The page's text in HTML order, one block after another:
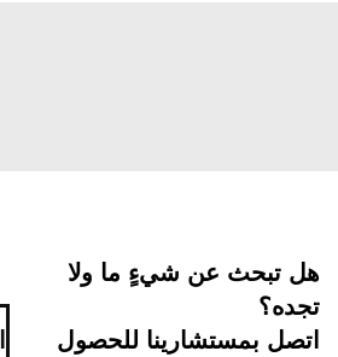
هل تبحث عن شيءٍ ما ولا
تجده؟
اتصل بمستشارينا للحصول